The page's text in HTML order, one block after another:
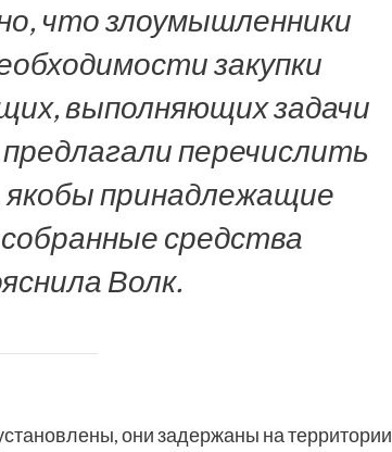
что злоумышленники
закупки
выполняющих задачи
перечислить
якобы принадлежащие
средства
Волк.
они задержаны на территории